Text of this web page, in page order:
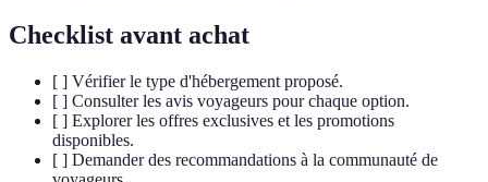
Checklist avant achat
[ ] Vérifier le type d'hébergement proposé.
[ ] Consulter les avis voyageurs pour chaque option.
[ ] Explorer les offres exclusives et les promotions
disponibles.
[ ] Demander des recommandations à la communauté de